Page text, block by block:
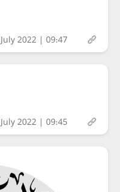
2022 | 09:47
2022 | 09:45